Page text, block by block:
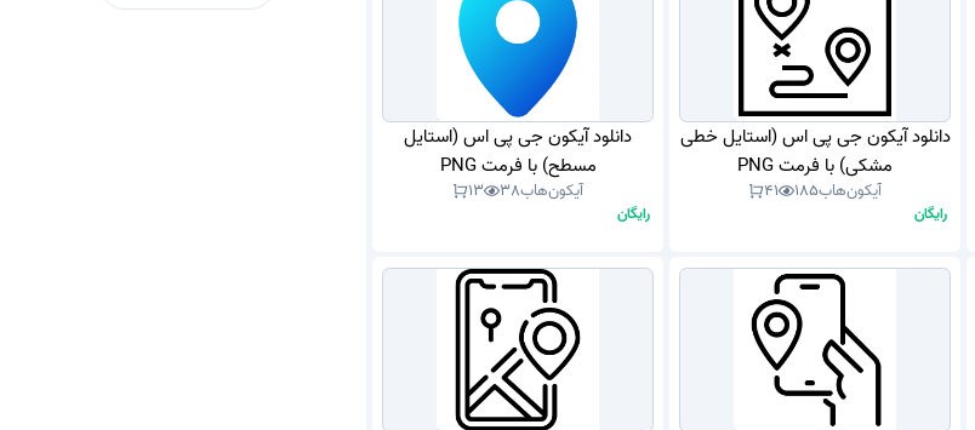
دانلود آیکون جی پی اس (استایل خطی
مشکی) با فرمت PNG
آیکون‌هاب185
41
رایگان
دانلود آیکون جی پی اس (استایل
مسطح) با فرمت PNG
آیکون‌هاب38
13
رایگان